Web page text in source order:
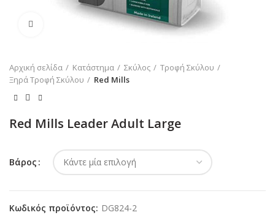
Κλικ για μεγέθυνση
Αρχική σελίδα Κατάστημα Σκύλος
Τροφή Σκύλου
Ξηρά Τροφή Σκύλου
Red Mills
Red Mills Leader Adult Large
Βάρος
Κωδικός προϊόντος: DG824-2